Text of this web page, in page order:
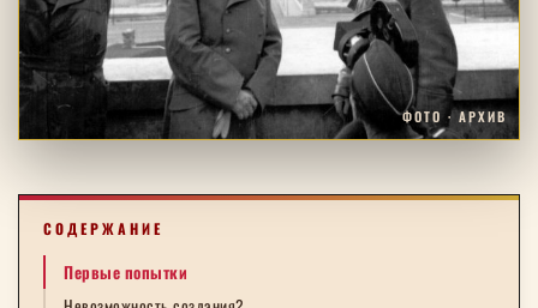
ФОТО · АРХИВ
СОДЕРЖАНИЕ
Первые попытки